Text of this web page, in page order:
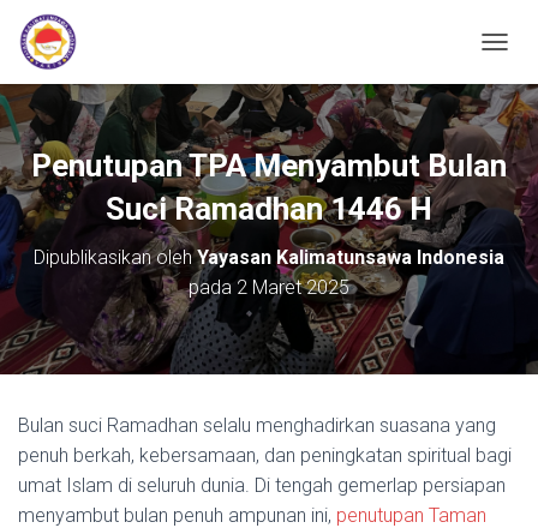
Penutupan TPA Menyambut Bulan
Suci Ramadhan 1446 H
Dipublikasikan olehYayasan Kalimatunsawa Indonesia
pada 2 Maret 2025
Bulan suci Ramadhan selalu menghadirkan suasana yang
penuh berkah, kebersamaan, dan peningkatan spiritual bagi
umat Islam di seluruh dunia. Di tengah gemerlap persiapan
menyambut bulan penuh ampunan ini, penutupan Taman